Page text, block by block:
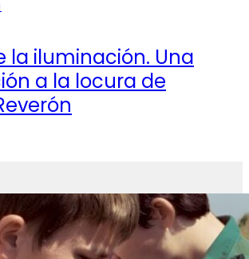
la iluminación. Una
a la locura de